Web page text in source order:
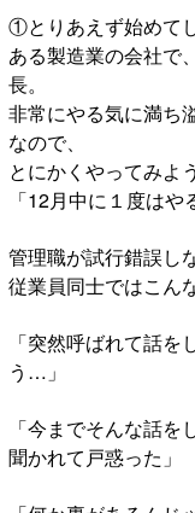
①とりあえず始めて
ある製造業の会社で
長。
非常にやる気に満ち
なので、
とにかくやってみよ
「12月中に１度はや
管理職が試行錯誤し
従業員同士ではこん
「突然呼ばれて話
う…」
「今までそんな話
聞かれて戸惑った」